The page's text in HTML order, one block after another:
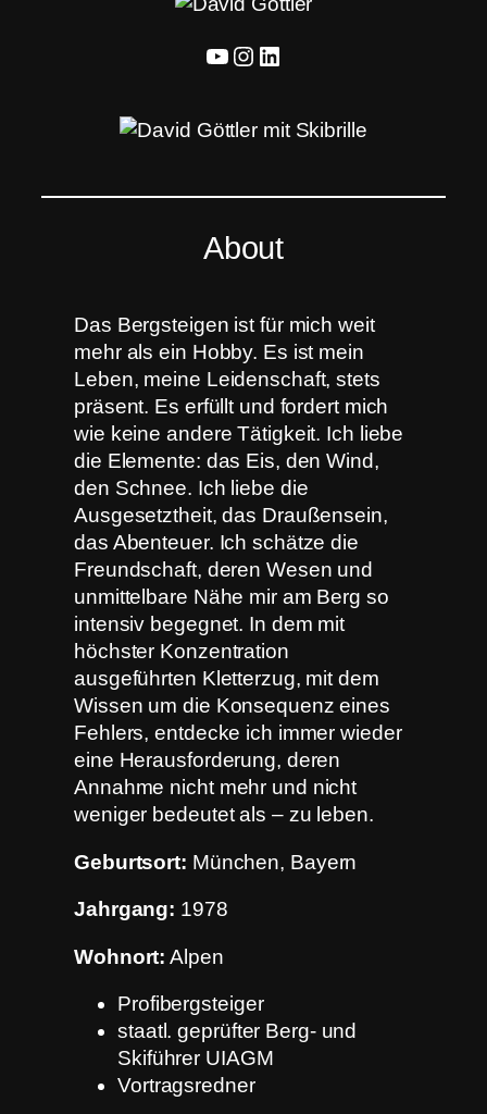
YouTube Instagram LinkedIn
About
Das Bergsteigen ist für mich weit
mehr als ein Hobby. Es ist mein
Leben, meine Leidenschaft, stets
präsent. Es erfüllt und fordert mich
wie keine andere Tätigkeit. Ich liebe
die Elemente: das Eis, den Wind,
den Schnee. Ich liebe die
Ausgesetztheit, das Draußensein,
das Abenteuer. Ich schätze die
Freundschaft, deren Wesen und
unmittelbare Nähe mir am Berg so
intensiv begegnet. In dem mit
höchster Konzentration
ausgeführten Kletterzug, mit dem
Wissen um die Konsequenz eines
Fehlers, entdecke ich immer wieder
eine Herausforderung, deren
Annahme nicht mehr und nicht
weniger bedeutet als – zu leben.
Geburtsort: München, Bayern
Jahrgang: 1978
Wohnort: Alpen
Profibergsteiger
staatl. geprüfter Berg- und
Skiführer UIAGM
Vortragsredner